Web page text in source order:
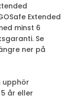
Extended
minst 6
Se
ner på
upphör
år eller